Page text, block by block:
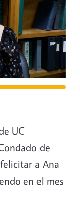
UC
de
a Ana
en el mes